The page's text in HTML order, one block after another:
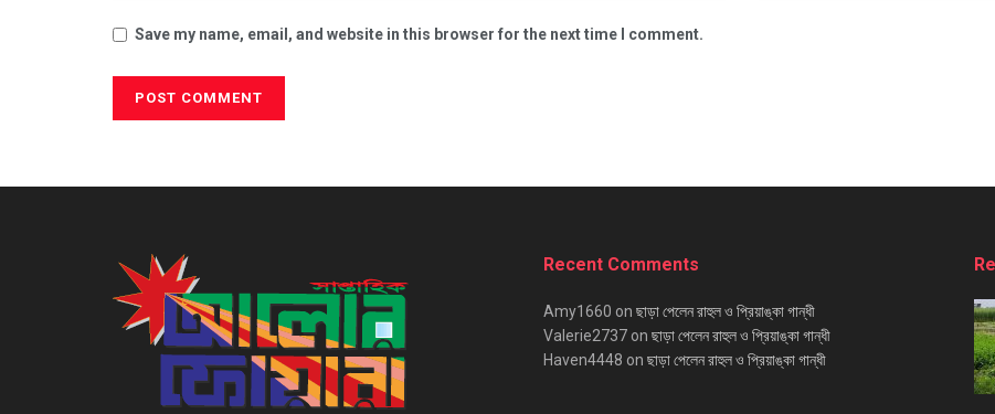
Save my name, email, and website in this browser for the next time I comment.
Recent Comments
Amy1660 on ছাড়া পেলেন রাহুল ও প্রিয়াঙ্কা গান্ধী
Valerie2737 on ছাড়া পেলেন রাহুল ও প্রিয়াঙ্কা গান্ধী
Haven4448 on ছাড়া পেলেন রাহুল ও প্রিয়াঙ্কা গান্ধী